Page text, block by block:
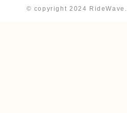
© copyright 2024